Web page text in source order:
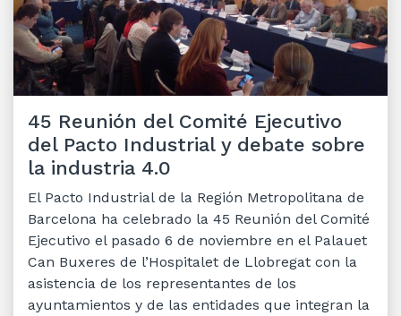
45 Reunión del Comité Ejecutivo
del Pacto Industrial y debate sobre
la industria 4.0
El Pacto Industrial de la Región Metropolitana de
Barcelona ha celebrado la 45 Reunión del Comité
Ejecutivo el pasado 6 de noviembre en el Palauet
Can Buxeres de l’Hospitalet de Llobregat con la
asistencia de los representantes de los
ayuntamientos y de las entidades que integran la